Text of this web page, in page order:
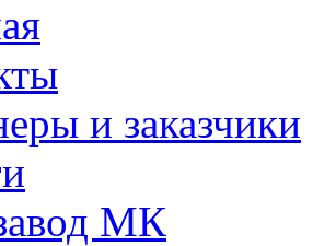
и заказчики
МК